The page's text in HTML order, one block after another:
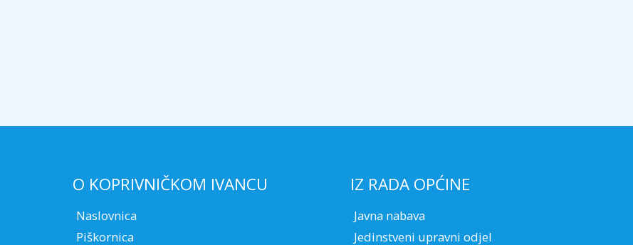
O KOPRIVNIČKOM IVANCU
Naslovnica
Piškornica
IZ RADA OPĆINE
Javna nabava
Jedinstveni upravni odjel